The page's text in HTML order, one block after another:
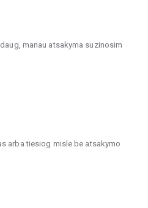
manau atsakyma suzinosim
arba tiesiog misle be atsakymo